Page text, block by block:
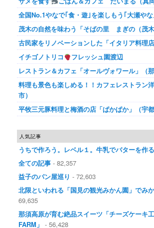
全国No.1やなで｢食・遊｣を楽しもう｢大瀬や
茂木の自然を味わう「そばの里 まぎの（茂
古民家をリノベーションした「イタリア料理店
イチゴノトリコ
フレッシュ園渡辺
レストラン＆カフェ「オールヴォワール」（那
料理も景色も楽しめる！！カフェレストラン
市）
平牧三元豚料理と梅酒の店「ぱかぱか」（宇都
人気記事
うちで作ろう。レベル１。牛乳でバターを作る
全ての記事 - 82,357
益子のパン屋巡り - 72,603
北限といわれる「国見の観光みかん園」でみ
69,635
那須高原が育む絶品スイーツ「チーズケーキ
FARM」 - 56,428